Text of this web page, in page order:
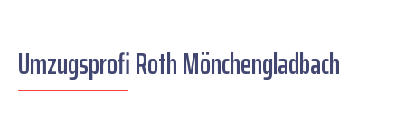
Umzugsprofi Roth Mönchengladbach